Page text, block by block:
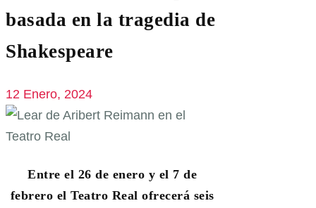
basada en la tragedia de
Shakespeare
12 Enero, 2024
Entre el 26 de enero y el 7 de
febrero el Teatro Real ofrecerá seis